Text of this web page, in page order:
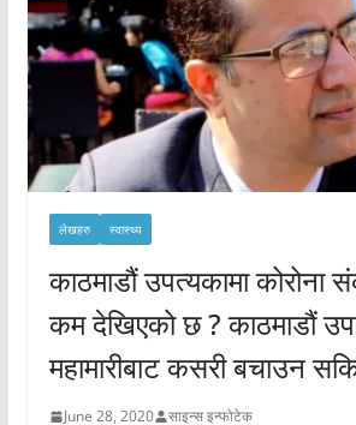
लेखहरु स्वास्थ्य
काठमाडौं उपत्यकामा
कम देखिएको छ ? काठमाडौं
महामारीबाट कसरी बचाउन
June 28, 2020 साइन्स इन्फोटेक